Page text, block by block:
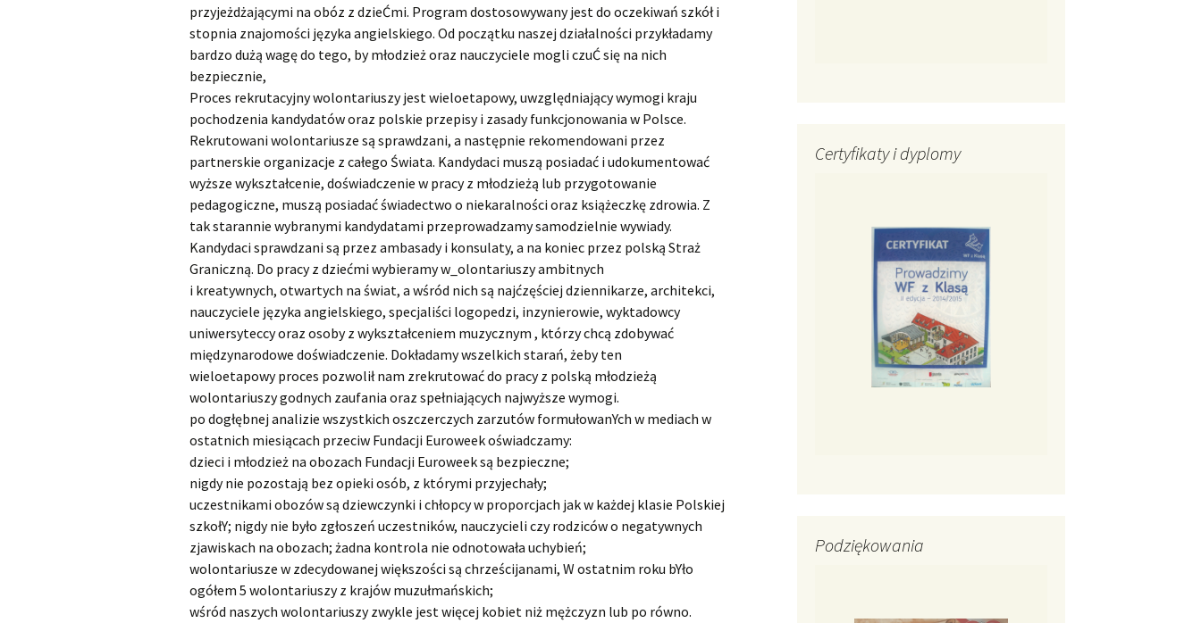
przyjeżdżającymi na obóz z dzieĆmi. Program dostosowywany jest do oczekiwań szkół i
stopnia znajomości języka angielskiego. Od początku naszej działalności przykładamy
bardzo dużą wagę do tego, by młodzież oraz nauczyciele mogli czuĆ się na nich
bezpiecznie,
Proces rekrutacyjny wolontariuszy jest wieloetapowy, uwzględniający wymogi kraju
pochodzenia kandydatów oraz polskie przepisy i zasady funkcjonowania w Polsce.
Rekrutowani wolontariusze są sprawdzani, a następnie rekomendowani przez
partnerskie organizacje z całego Świata. Kandydaci muszą posiadać i udokumentować
wyższe wykształcenie, doświadczenie w pracy z młodzieżą lub przygotowanie
pedagogiczne, muszą posiadać świadectwo o niekaralności oraz książeczkę zdrowia. Z
tak starannie wybranymi kandydatami przeprowadzamy samodzielnie wywiady.
Kandydaci sprawdzani są przez ambasady i konsulaty, a na koniec przez polską Straż
Graniczną. Do pracy z dziećmi wybieramy w_olontariuszy ambitnych
i kreatywnych, otwartych na świat, a wśród nich są najćzęściej dziennikarze, architekci,
nauczyciele języka angielskiego, specjaliści logopedzi, inzynierowie, wyktadowcy
uniwersyteccy oraz osoby z wykształceniem muzycznym , którzy chcą zdobywać
międzynarodowe doświadczenie. Dokładamy wszelkich starań, żeby ten
wieloetapowy proces pozwolił nam zrekrutować do pracy z polską młodzieżą
wolontariuszy godnych zaufania oraz spełniających najwyższe wymogi.
po dogłębnej analizie wszystkich oszczerczych zarzutów formułowanYch w mediach w
ostatnich miesiącach przeciw Fundacji Euroweek oświadczamy:
dzieci i młodzież na obozach Fundacji Euroweek są bezpieczne;
nigdy nie pozostają bez opieki osób, z którymi przyjechały;
uczestnikami obozów są dziewczynki i chłopcy w proporcjach jak w każdej klasie Polskiej
szkołY; nigdy nie było zgłoszeń uczestników, nauczycieli czy rodziców o negatywnych
zjawiskach na obozach; żadna kontrola nie odnotowała uchybień;
wolontariusze w zdecydowanej większości są chrześcijanami, W ostatnim roku bYło
ogółem 5 wolontariuszy z krajów muzułmańskich;
wśród naszych wolontariuszy zwykle jest więcej kobiet niż mężczyzn lub po równo.
Certyfikaty i dyplomy
Podziękowania